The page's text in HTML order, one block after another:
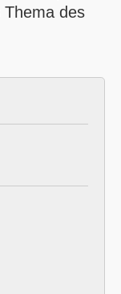
Thema des